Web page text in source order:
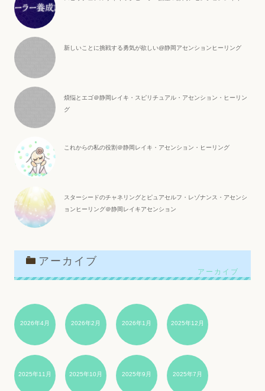
新しいことに挑戦する勇気が欲しい@静岡アセンションヒーリング
煩悩とエゴ＠静岡レイキ・スピリチュアル・アセンション・ヒーリン
グ
これからの私の役割＠静岡レイキ・アセンション・ヒーリング
スターシードのチャネリングとピュアセルフ・レゾナンス・アセンシ
ョンヒーリング＠静岡レイキアセンション
アーカイブ
2026年4月 2026年2月 2026年1月 2025年12月
2025年11月 2025年10月 2025年9月 2025年7月